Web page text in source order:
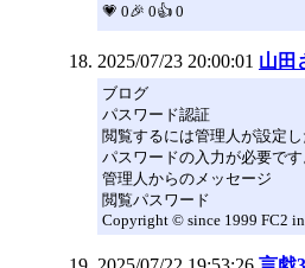
💗 0🎉 0👍 0
2025/07/23 20:00:01 山田
ブログ
パスワード認証
閲覧するには管理人が設定し
パスワードの入力が必要です
管理人からのメッセージ
閲覧パスワード
Copyright © since 1999 FC2